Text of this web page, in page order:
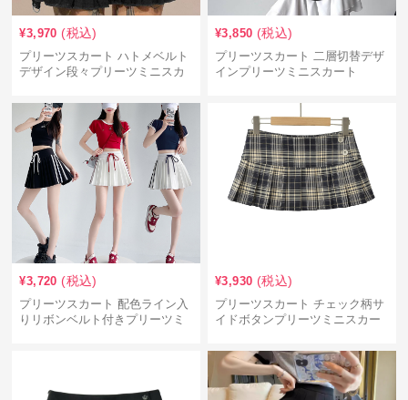
¥3,970 (税込)
プリーツスカート ハトメベルト
デザイン段々プリーツミニスカ
¥3,850 (税込)
プリーツスカート 二層切替デザ
インプリーツミニスカート
¥3,720 (税込)
プリーツスカート 配色ライン入
りリボンベルト付きプリーツミ
¥3,930 (税込)
プリーツスカート チェック柄サ
イドボタンプリーツミニスカー